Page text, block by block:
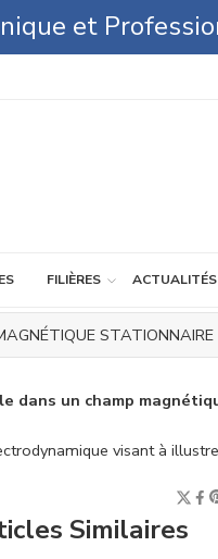
et
FILIÈRES ACTUALITÉS
STATIONNAIRE
dans un champ
visant à
Similaires